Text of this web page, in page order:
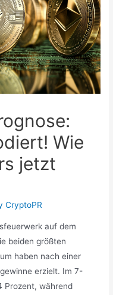
Wie
jetzt
CryptoPR
auf dem
beiden größten
haben nach einer
erzielt. Im 7-
Prozent, während